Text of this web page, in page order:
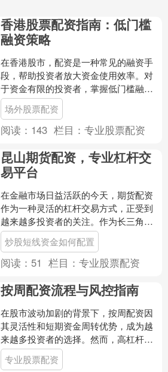
香港股票配资指南：低门槛
融资策略
在香港股市，配资是一种常见的融资手
段，帮助投资者放大资金使用效率。对
于资金有限的投资者，掌握低门槛融资
策略，既能参与港股市场场外股票配
资，又能控制风险。本文从实....
场外股票配资
阅读： 143 栏目：专业股票配资
昆山期货配资，专业杠杆交
易平台
在金融市场日益活跃的今天，期货配资
作为一种灵活的杠杆交易方式，正受到
越来越多投资者的关注。作为长三角经
济圈的重要城市，昆山凭借其优越的地
理位置和成熟的金融环境，....
炒股短线资金如何配置
阅读： 51 栏目：专业股票配资
按周配资流程与风控指南
在股市波动加剧的背景下，按周配资因
其灵活性和短期资金周转优势，成为越
来越多投资者的选择。然而，高杠杆伴
随高风险，掌握规范的配资流程与严格
的风控策略专业股票配资，....
专业股票配资